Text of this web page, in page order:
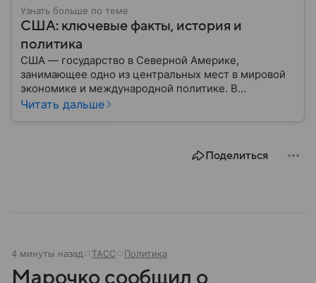
Узнать больше по теме
США: ключевые факты, история и
политика
США — государство в Северной Америке,
занимающее одно из центральных мест в мировой
экономике и международной политике. В
материале — основные сведения об этой стране.
Читать дальше
Поделиться
4 минуты назад ТАСС Политика
Марочко сообщил о